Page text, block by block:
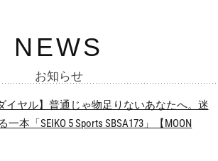
NEWS
お知らせ
イヤル】普通じゃ物足りないあなたへ。迷
本「SEIKO 5 Sports SBSA173」【MOON